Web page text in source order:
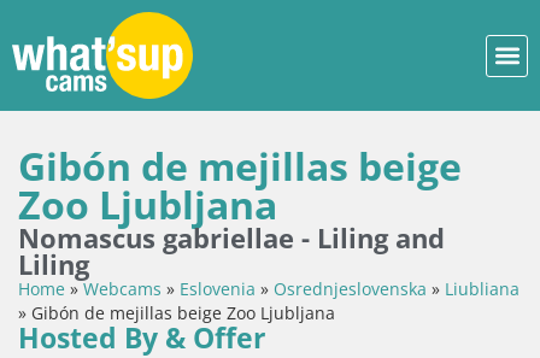
Gibón de mejillas beige
Zoo Ljubljana
Nomascus gabriellae - Liling and
Liling
Home »Webcams » Eslovenia » Osrednjeslovenska » Liubliana
» Gibón de mejillas beige Zoo Ljubljana
Hosted By & Offer